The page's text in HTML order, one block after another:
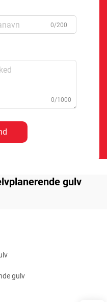
0/200
0/1000
gulv
gulv